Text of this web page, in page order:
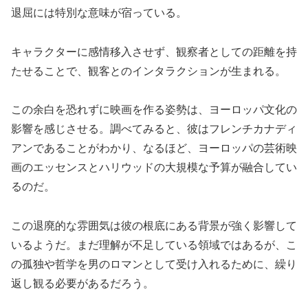
退屈には特別な意味が宿っている。
キャラクターに感情移入させず、観察者としての距離を持
たせることで、観客とのインタラクションが生まれる。
この余白を恐れずに映画を作る姿勢は、ヨーロッパ文化の
影響を感じさせる。調べてみると、彼はフレンチカナディ
アンであることがわかり、なるほど、ヨーロッパの芸術映
画のエッセンスとハリウッドの大規模な予算が融合してい
るのだ。
この退廃的な雰囲気は彼の根底にある背景が強く影響して
いるようだ。まだ理解が不足している領域ではあるが、こ
の孤独や哲学を男のロマンとして受け入れるために、繰り
返し観る必要があるだろう。